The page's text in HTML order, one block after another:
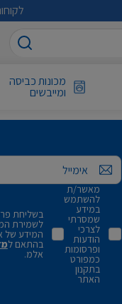
מכונות כביסה
ומייבשים
אימייל
מאשר/ת
להשתמש
במידע
שמסרתי
לצרכי
הודעות
ופרסומות
כמפורט
בתקנון
האתר
בשליחת
לשמירת
המידע של
בהתאם ל
אלמ.